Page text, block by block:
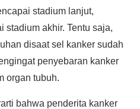
stadium lanjut,
stadium akhir. Tentu saja,
disaat sel kanker sudah
penyebaran kanker
organ tubuh.
bahwa penderita kanker